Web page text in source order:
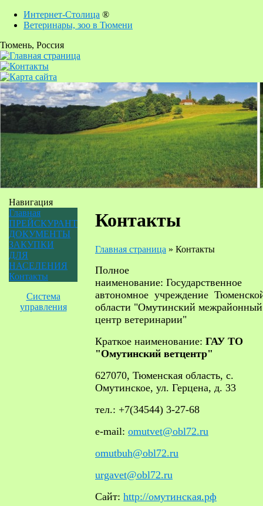
Интернет-Столица ®
Ветеринары, зоо в Тюмени
Тюмень, Россия
Навигация
Главная
ПРЕЙСКУРАНТ
ДОКУМЕНТЫ
ЗАКУПКИ
ДЛЯ
НАСЕЛЕНИЯ
Контакты
Система
управления
Контакты
Главная страница » Контакты
Полное
наименование: Государственное
автономное учреждение
области "Омутинский межрайонный
центр ветеринарии"
Краткое наименование: ГАУ ТО
"Омутинский ветцентр"
627070, Тюменская область, с.
Омутинское, ул. Герцена, д. 33
тел.: +7(34544) 3-27-68
e-mail: omutvet@obl72.ru
omutbuh@obl72.ru
urgavet@obl72.ru
Сайт: http://омутинская.рф